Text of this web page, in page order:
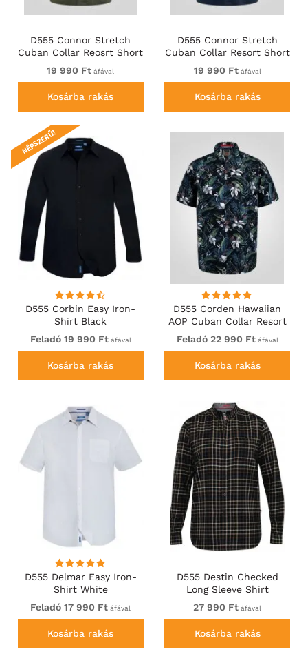
D555 Connor Stretch
Cuban Collar Reosrt Short
Sleeve Shirt Khaki
19 990 Ft áfával
Kosárba rakás
D555 Connor Stretch
Cuban Collar Resort Short
Sleeve Shirt Navy
19 990 Ftáfával
Kosárba rakás
D555 Corbin Easy Iron-
Shirt Black
NÉPSZERŰ!
Feladó 19 990 Ftáfával
Kosárba rakás
D555 Corden Hawaiian
AOP Cuban Collar Resort
Short Sleeve Navy
Feladó 22 990 Ftáfával
Kosárba rakás
D555 Delmar Easy Iron-
Shirt White
Feladó 17 990 Ft áfával
Kosárba rakás
D555 Destin Checked
Long Sleeve Shirt
Black/Tan Check
27 990 Ft áfával
Kosárba rakás